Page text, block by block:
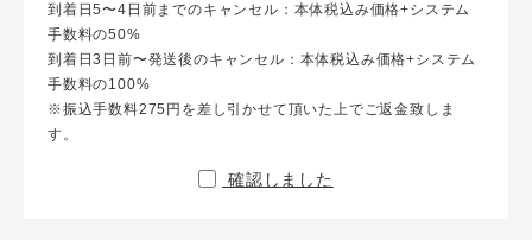
到着日5〜4日前までのキャンセル：本体税込み価格+システム
手数料の50%
到着日3日前〜発送後のキャンセル：本体税込み価格+システム
手数料の100%
※振込手数料275円を差し引かせて頂いた上でご返金致しま
す。
確認しました